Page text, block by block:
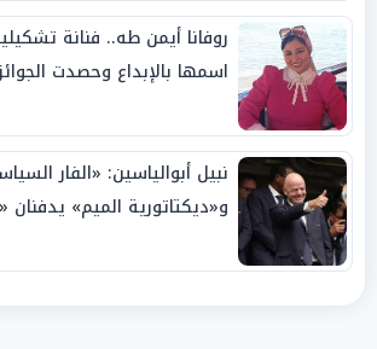
روفانا أيمن طه.. فنانة
اسمها بالإبداع وحصدت
نبيل أبوالياسين: «الفار
و«ديكتاتورية الميم» يدفنان